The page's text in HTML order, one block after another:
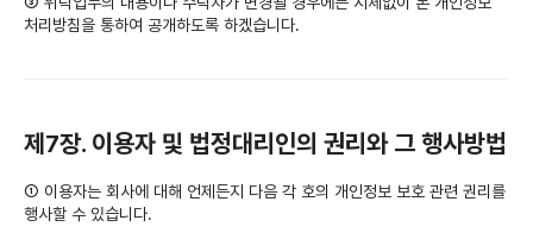
처리방침을 통하여 공개하도록 하겠습니다.
제7장. 이용자 및 법정대리인의 권리와 그 행사방법
① 이용자는 회사에 대해 언제든지 다음 각 호의 개인정보 보호 관련 권리를
행사할 수 있습니다.